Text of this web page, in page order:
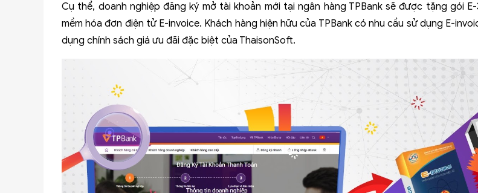
Cụ thể, doanh nghiệp đăng ký mở tài khoản mới tại ngân hàng TPBank sẽ được tặng gói
mềm hóa đơn điện tử E-invoice. Khách hàng hiện hữu của TPBank có nhu cầu sử dụng E-
dụng chính sách giá ưu đãi đặc biệt của ThaisonSoft.